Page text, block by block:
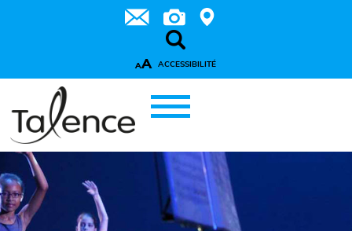
AA ACCESSIBILITÉ